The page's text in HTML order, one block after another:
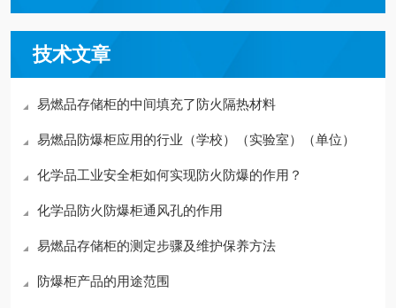
技术文章
易燃品存储柜的中间填充了防火隔热材料
易燃品防爆柜应用的行业（学校）（实验室）（单位）
化学品工业安全柜如何实现防火防爆的作用？
化学品防火防爆柜通风孔的作用
易燃品存储柜的测定步骤及维护保养方法
防爆柜产品的用途范围